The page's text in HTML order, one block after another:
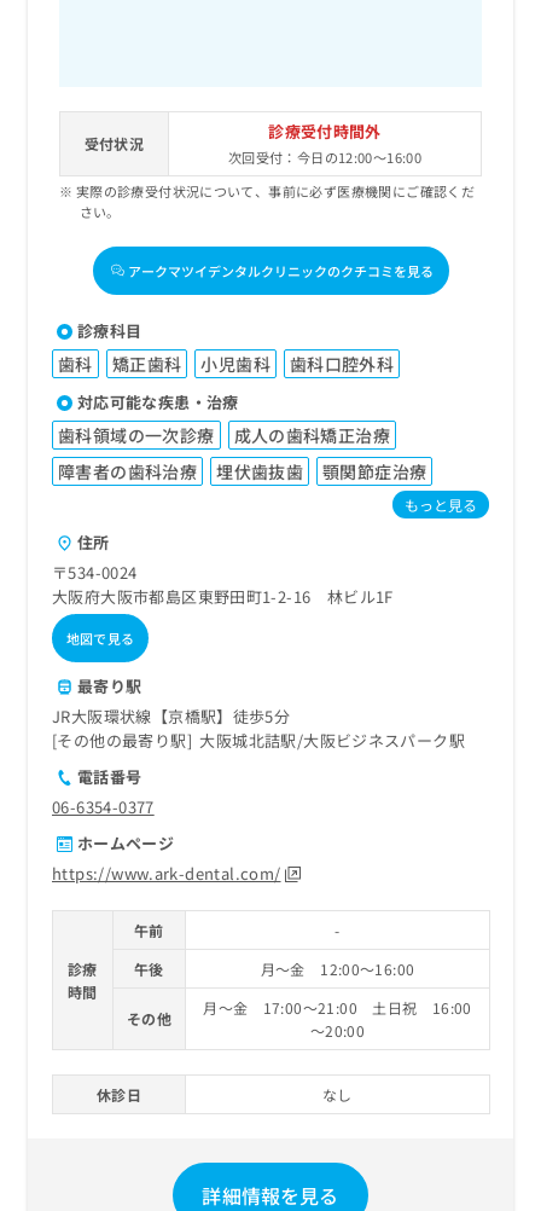
受付状況
診療受付時間外
次回受付：今日の12:00～16:00
実際の診療受付状況について、事前に必ず医療機関にご確認くだ
さい。
アークマツイデンタルクリニックのクチコミを見る
診療科目
歯科 矯正歯科 小児歯科 歯科口腔外科
対応可能な疾患・治療
歯科領域の一次診療
成人の歯科矯正治療
障害者の歯科治療
埋伏歯抜歯 顎関節症治療
もっと見る
住所
〒534-0024
大阪府大阪市都島区東野田町1-2-16 林ビル1F
地図で見る
最寄り駅
JR大阪環状線【京橋駅】徒歩5分
その他の最寄り駅
大阪城北詰駅 大阪ビジネスパーク駅
電話番号
06-6354-0377
ホームページ
https://www.ark-dental.com/
診療
時間
午前
-
午後
月～金 12:00～16:00
その他
月～金 17:00～21:00 土日祝 16:00
～20:00
休診日 なし
詳細情報を見る